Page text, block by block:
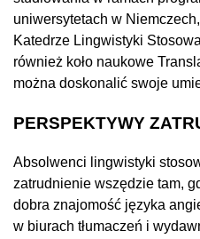
uniwersytetach w
Katedrze Lingwistyki
również koło naukowe
można doskonalić swoje
PERSPEKTYWY
Absolwenci lingwistyki
zatrudnienie wszędzie tam,
dobra znajomość języka
w biurach tłumaczeń i